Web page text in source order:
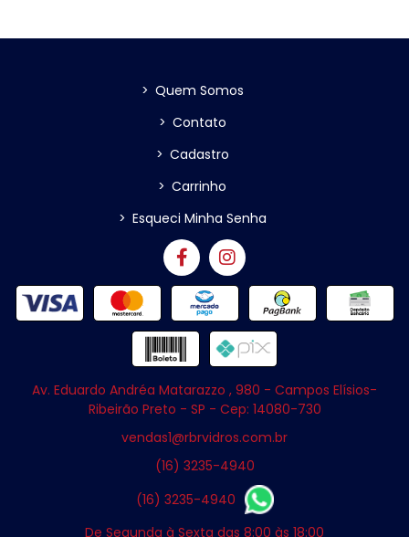
> Quem Somos
> Contato
> Cadastro
> Carrinho
> Esqueci Minha Senha
Av. Eduardo Andréa Matarazzo , 980 - Campos Elísios-
Ribeirão Preto - SP - Cep: 14080-730
vendas1@rbrvidros.com.br
(16) 3235-4940
(16) 3235-4940
De Segunda à Sexta das 8:00 às 18:00